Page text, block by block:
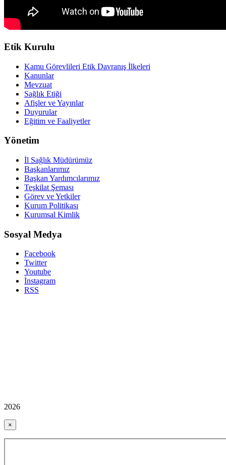
Etik Kurulu
Kamu Görevlileri Etik Davranış İlkeleri
Kanunlar
Mevzuat
Sağlık Etiği
Afişler ve Yayınlar
Duyurular
Eğitim ve Faaliyetler
Yönetim
İl Sağlık Müdürümüz
Başkanlarımız
Başkan Yardımcılarımız
Teşkilat Şeması
Görev ve Yetkiler
Kurum Politikası
Kurumsal Kimlik
Sosyal Medya
Facebook
Twitter
Youtube
İnstagram
RSS
2026
×